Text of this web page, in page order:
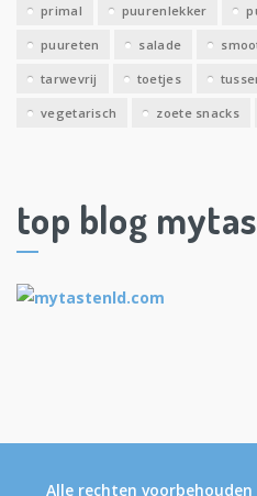
primal puurenlekker
puureten salade
tarwevrij toetjes
vegetarisch zoete snacks
top blog
Alle rechten voorbehouden